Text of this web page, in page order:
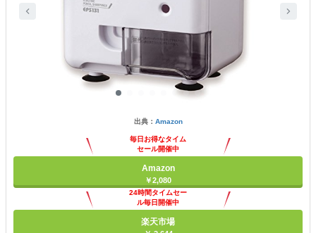
出典： Amazon
毎日お得なタイム
セール開催中
Amazon
￥2,080
24時間タイムセー
ル毎日開催中
楽天市場